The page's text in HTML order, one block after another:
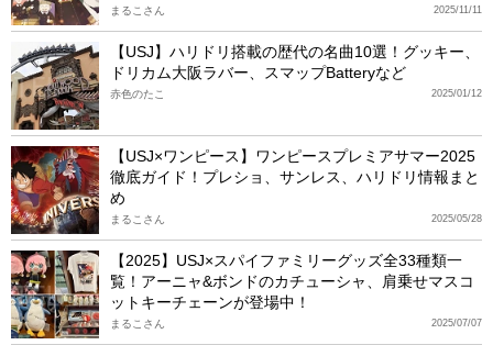
2025/11/11
まるこさん
【USJ】ハリドリ搭載の歴代の名曲10選！グッキー、
ドリカム大阪ラバー、スマップBatteryなど
2025/01/12
赤色のたこ
【USJ×ワンピース】ワンピースプレミアサマー2025
徹底ガイド！プレショ、サンレス、ハリドリ情報まと
め
2025/05/28
まるこさん
【2025】USJ×スパイファミリーグッズ全33種類一
覧！アーニャ&ボンドのカチューシャ、肩乗せマスコ
ットキーチェーンが登場中！
2025/07/07
まるこさん